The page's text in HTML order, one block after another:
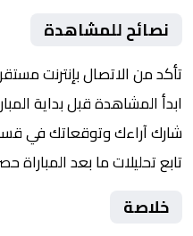
نصائح للمشاهدة
تأكد من الاتصال بإنترنت
ابدأ المشاهدة قبل بداية المباراة بـ
شارك آراءك وتوقعاتك في
تابع تحليلات ما بعد المباراة
خلاصة